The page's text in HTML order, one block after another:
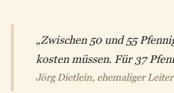
„Zwischen 50 und 55
kosten müssen. Für 37
Jörg Dietlein, ehemaliger